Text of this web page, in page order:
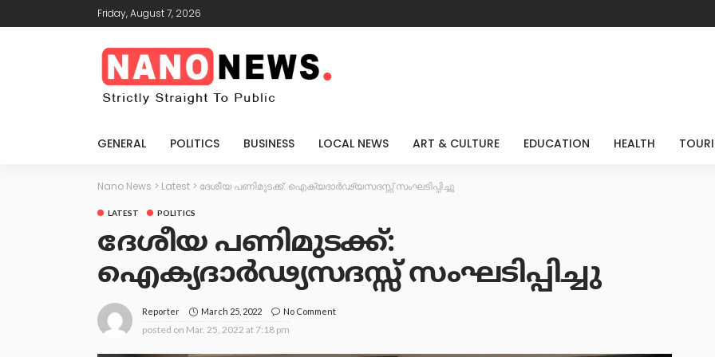
Friday, August 7, 2026
GENERAL POLITICS BUSINESS LOCAL NEWS ART & CULTURE EDUCATION HEALTH
Nano News > Latest > ദേശീയ പണിമുടക്ക്: ഐക്യദാര്‍ഢ്യസദസ്സ് സംഘടിപ്പിച്ചു
LATEST POLITICS
ദേശീയ പണിമുടക്ക്:
ഐക്യദാര്‍ഢ്യസദസ്സ് സംഘടിപ്പിച്ചു
Reporter March 25, 2022 No Comment
posted on Mar. 25, 2022 at 7:18 pm